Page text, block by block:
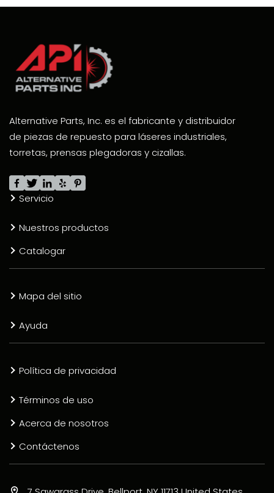
Alternative Parts, Inc. es el fabricante y distribuidor
de piezas de repuesto para láseres industriales,
torretas, prensas plegadoras y cizallas.
Servicio
Nuestros productos
Catalogar
Mapa del sitio
Ayuda
Política de privacidad
Términos de uso
Acerca de nosotros
Contáctenos